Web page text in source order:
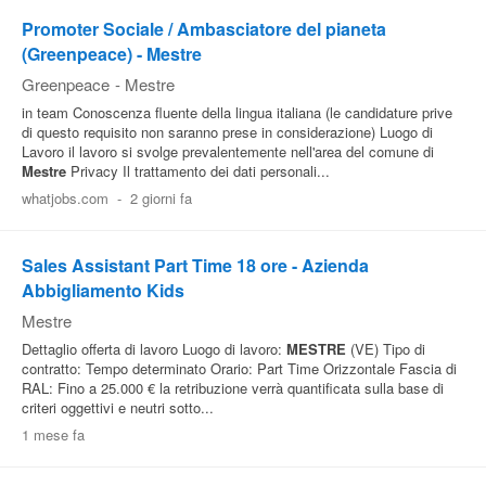
Pubblica
Offerte
Area
Aziende
Promoter Sociale / Ambasciatore del pianeta
(Greenpeace) - Mestre
Greenpeace - Mestre
in team Conoscenza fluente della lingua italiana (le candidature prive
di questo requisito non saranno prese in considerazione) Luogo di
Lavoro il lavoro si svolge prevalentemente nell'area del comune di
Mestre Privacy Il trattamento dei dati personali...
whatjobs.com - 2 giorni fa
Sales Assistant Part Time 18 ore - Azienda
Abbigliamento Kids
Mestre
Dettaglio offerta di lavoro Luogo di lavoro: MESTRE (VE) Tipo di
contratto: Tempo determinato Orario: Part Time Orizzontale Fascia di
RAL: Fino a 25.000 € la retribuzione verrà quantificata sulla base di
criteri oggettivi e neutri sotto...
1 mese fa